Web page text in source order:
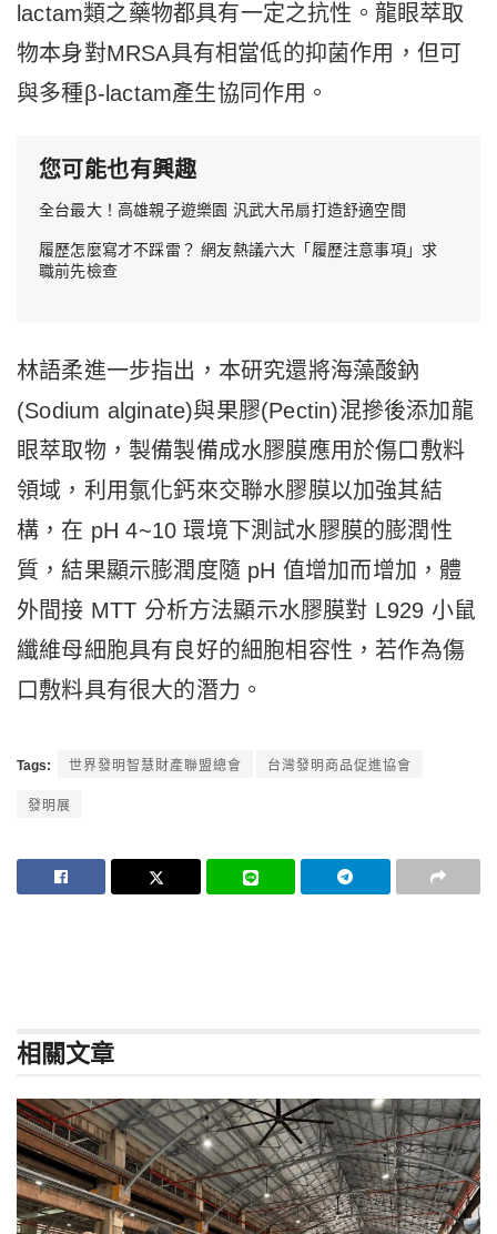
lactam類之藥物都具有一定之抗性。龍眼萃取
物本身對MRSA具有相當低的抑菌作用，但可
與多種β-lactam產生協同作用。
您可能也有興趣
全台最大！高雄親子遊樂園 汎武大吊扇打造舒適空間
履歷怎麼寫才不踩雷？ 網友熱議六大「履歷注意事項」求
職前先檢查
林語柔進一步指出，本研究還將海藻酸鈉
(Sodium alginate)與果膠(Pectin)混摻後添加龍
眼萃取物，製備製備成水膠膜應用於傷口敷料
領域，利用氯化鈣來交聯水膠膜以加強其結
構，在 pH 4~10 環境下測試水膠膜的膨潤性
質，結果顯示膨潤度隨 pH 值增加而增加，體
外間接 MTT 分析方法顯示水膠膜對 L929 小鼠
纖維母細胞具有良好的細胞相容性，若作為傷
口敷料具有很大的潛力。
Tags: 世界發明智慧財產聯盟總會 台灣發明商品促進協會
發明展
相關文章